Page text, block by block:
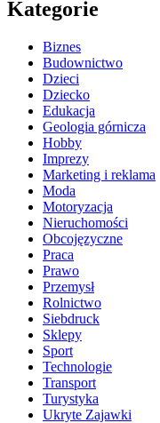
Kategorie
Biznes
Budownictwo
Dzieci
Dziecko
Edukacja
Geologia górnicza
Hobby
Imprezy
Marketing i reklama
Moda
Motoryzacja
Nieruchomości
Obcojęzyczne
Praca
Prawo
Przemysł
Rolnictwo
Siebdruck
Sklepy
Sport
Technologie
Transport
Turystyka
Ukryte Zajawki